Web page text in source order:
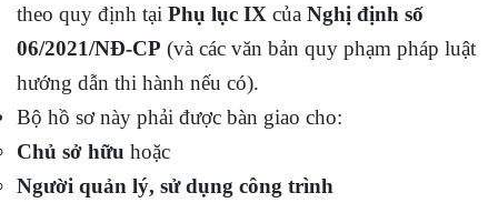
theo quy định tại Phụ lục IX của Nghị định số
06/2021/NĐ-CP (và các văn bản quy phạm pháp luật
hướng dẫn thi hành nếu có).
Bộ hồ sơ này phải được bàn giao cho:
Chủ sở hữu hoặc
Người quản lý, sử dụng công trình